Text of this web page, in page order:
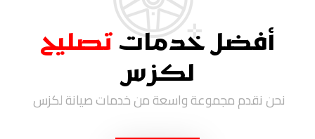
أفضل خدمات تصليح
لكزس
نحن نقدم مجموعة واسعة من خدمات صيانة لكزس